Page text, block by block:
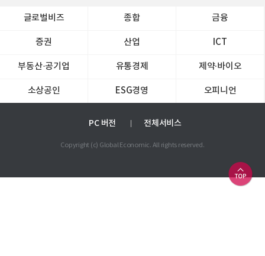
글로벌비즈 종합 금융
증권 산업 ICT
부동산·공기업 유통경제 제약∙바이오
소상공인 ESG경영 오피니언
PC 버전 전체서비스
Copyright (c) Global Economic. All rights reserved.